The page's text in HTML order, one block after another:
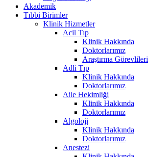
Akademik
Tıbbi Birimler
Klinik Hizmetler
Acil Tıp
Klinik Hakkında
Doktorlarımız
Araştırma Görevlileri
Adli Tıp
Klinik Hakkında
Doktorlarımız
Aile Hekimliği
Klinik Hakkında
Doktorlarımız
Algoloji
Klinik Hakkında
Doktorlarımız
Anestezi